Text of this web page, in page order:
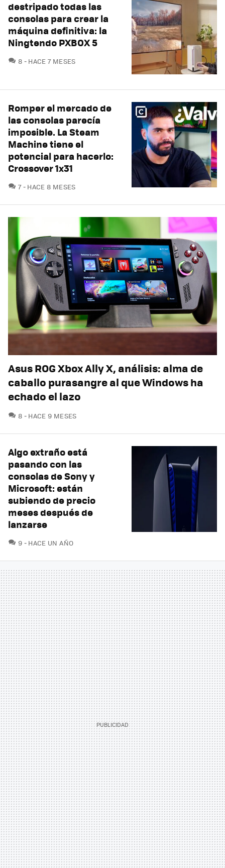
destripado todas las
consolas para crear la
máquina definitiva: la
Ningtendo PXBOX 5
8 COMENTARIOS
HACE 7 MESES
Romper el mercado de
las consolas parecía
imposible. La Steam
Machine tiene el
potencial para hacerlo:
Crossover 1x31
7COMENTARIOS
HACE 8 MESES
Asus ROG Xbox Ally X, análisis: alma de
caballo purasangre al que Windows ha
echado el lazo
8 COMENTARIOS
HACE 9 MESES
Algo extraño está
pasando con las
consolas de Sony y
Microsoft: están
subiendo de precio
meses después de
lanzarse
9 COMENTARIOS
HACE UN AÑO